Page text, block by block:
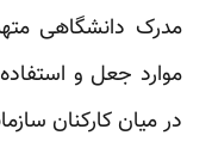
مدرک دانشگاهی
موارد جعل و
در میان کارکنان